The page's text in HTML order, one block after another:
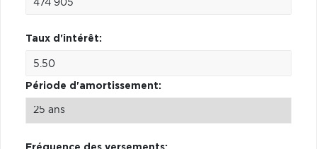
Taux d'intérêt:
Période d'amortissement: